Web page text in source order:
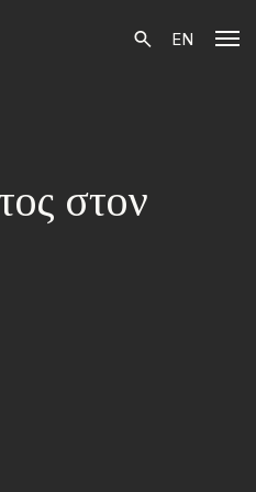
EN
στον